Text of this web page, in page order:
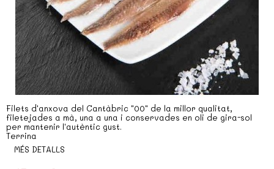
Filets d'anxova del Cantàbric "00" de la millor qualitat,
filetejades a mà, una a una i conservades en oli de gira-sol
per mantenir l'autèntic gust.
Terrina
MÉS DETALLS